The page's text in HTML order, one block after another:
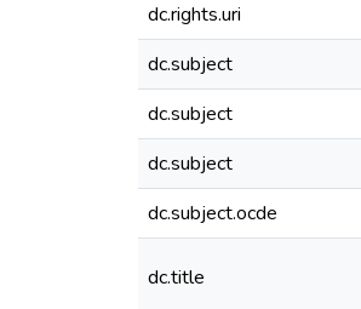
dc.rights.uri
dc.subject
dc.subject
dc.subject
dc.subject.ocde
dc.title